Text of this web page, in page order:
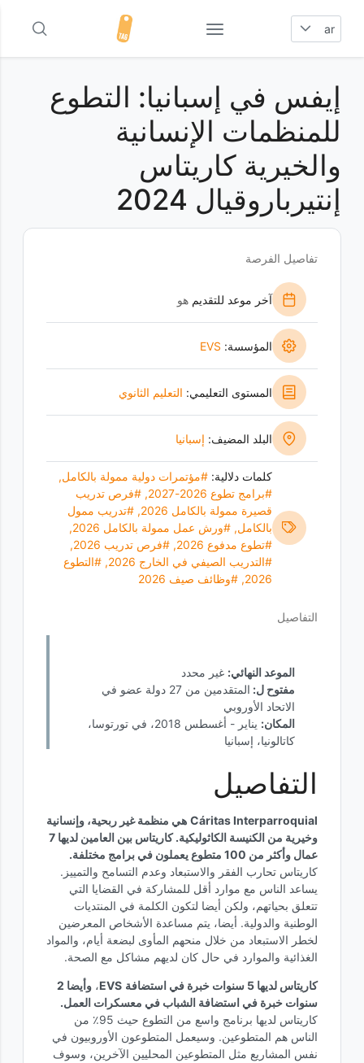
ar
إيفس في إسبانيا: التطوع
للمنظمات الإنسانية
والخيرية كاريتاس
إنتيرباروقيال 2024
تفاصيل الفرصة
آخر موعد للتقديم هو
المؤسسة: EVS
المستوى التعليمي: التعليم الثانوي
البلد المضيف: إسبانيا
كلمات دلالية: #مؤتمرات دولية ممولة بالكامل,
#برامج تطوع 2026-2027
, #فرص تدريب
قصيرة ممولة بالكامل 2026
, #تدريب ممول
بالكامل, #ورش عمل ممولة بالكامل 2026
,
#تطوع مدفوع 2026
, #فرص تدريب 2026
,
#التدريب الصيفي في الخارج 2026
, #التطوع
2026
, #وظائف صيف 2026
التفاصيل
الموعد النهائي: غير محدد
مفتوح ل:
المتقدمين من 27 دولة عضو في
الاتحاد الأوروبي
المكان:
يناير - أغسطس 2018، في تورتوسا،
كاتالونيا، إسبانيا
التفاصيل
Cáritas Interparroquial هي منظمة غير ربحية، وإنسانية
وخيرية من الكنيسة الكاثوليكية. كاريتاس بين العامين لديها 7
عمال وأكثر من 100 متطوع يعملون في برامج مختلفة.
كاريتاس تحارب الفقر والاستبعاد وعدم التسامح والتمييز.
يساعد الناس مع موارد أقل للمشاركة في القضايا التي
تتعلق بحياتهم، ولكن أيضا لتكون الكلمة في المنتديات
الوطنية والدولية. أيضا، يتم مساعدة الأشخاص المعرضين
لخطر الاستبعاد من خلال منحهم المأوى لبضعة أيام، والمواد
الغذائية والموارد في حال كان لديهم مشاكل مع الصحة.
كاريتاس لديها 5 سنوات خبرة في استضافة EVS،
وأيضا 2
سنوات خبرة في استضافة الشباب في معسكرات العمل.
كاريتاس لديها برنامج واسع من التطوع حيث 95٪ من
الناس هم المتطوعين. وسيعمل المتطوعون الأوروبيون في
نفس المشاريع مثل المتطوعين المحليين الآخرين، وسوف